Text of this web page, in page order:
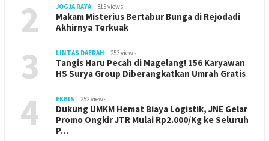
2 JOGJA RAYA 315 views
Makam Misterius Bertabur Bunga di Rejodadi
Akhirnya Terkuak
3 LINTAS DAERAH 253 views
Tangis Haru Pecah di Magelang! 156 Karyawan
HS Surya Group Diberangkatkan Umrah Gratis
4 EKBIS 252 views
Dukung UMKM Hemat Biaya Logistik, JNE Gelar
Promo Ongkir JTR Mulai Rp2.000/Kg ke Seluruh
P…